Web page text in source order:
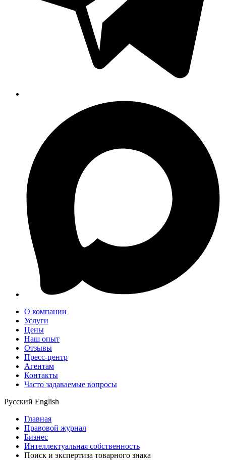
О компании
Услуги
Цены
Наш опыт
Отзывы
Пресс-центр
Агентам
Контакты
Часто задаваемые вопросы
Русский English
Главная
Правовой журнал
Бизнес
Интеллектуальная собственность
Поиск и экспертиза товарного знака